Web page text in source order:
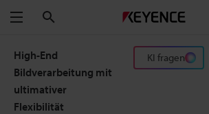
Menü
High-End
Bildverarbeitung mit
ultimativer
Flexibilität
KI fragen